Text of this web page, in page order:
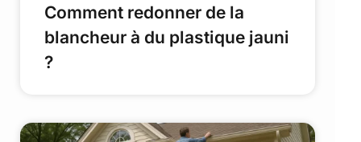
Comment redonner de la
blancheur à du plastique jauni
?